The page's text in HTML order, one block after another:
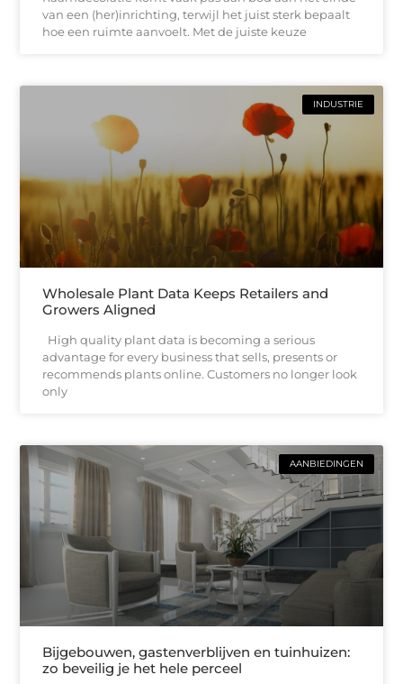
van een (her)inrichting, terwijl het juist sterk bepaalt
hoe een ruimte aanvoelt. Met de juiste keuze
INDUSTRIE
Wholesale Plant Data Keeps Retailers and
Growers Aligned
High quality plant data is becoming a serious
advantage for every business that sells, presents or
recommends plants online. Customers no longer look
only
AANBIEDINGEN
Bijgebouwen, gastenverblijven en tuinhuizen:
zo beveilig je het hele perceel